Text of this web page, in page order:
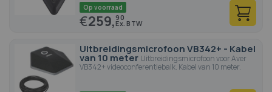
Op voorraad
€259,90
Uitbreidingsmicrofoon VB342+ - Kabel
van 10 meter Uitbreidingsmicrofoon voor Aver
VB342+ videoconferentiebalk. Kabel van 10 meter.